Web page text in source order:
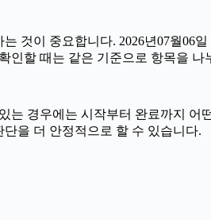
것이 중요합니다. 2026년07월06
인할 때는 같은 기준으로 항목을 나
경우에는 시작부터 완료까지 어
을 더 안정적으로 할 수 있습니다.